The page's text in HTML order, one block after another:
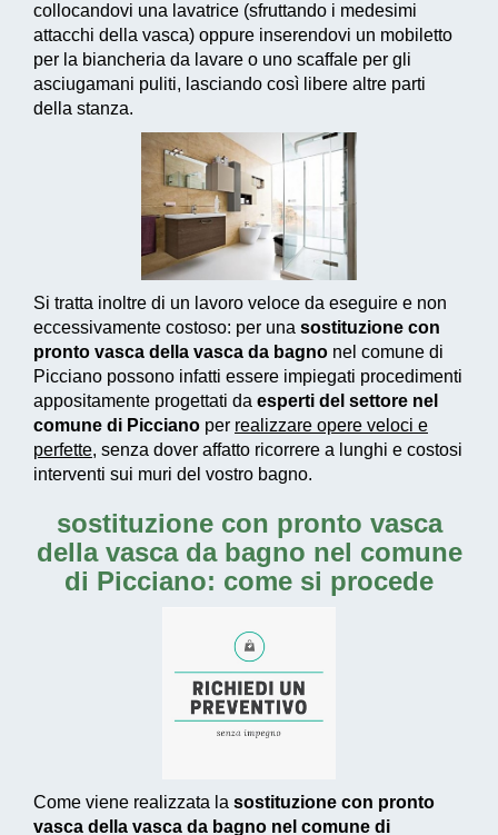
collocandovi una lavatrice (sfruttando i medesimi
attacchi della vasca) oppure inserendovi un mobiletto
per la biancheria da lavare o uno scaffale per gli
asciugamani puliti, lasciando così libere altre parti
della stanza.
Si tratta inoltre di un lavoro veloce da eseguire e non
eccessivamente costoso: per una sostituzione con
pronto vasca della vasca da bagno nel comune di
Picciano possono infatti essere impiegati procedimenti
appositamente progettati da esperti del settore nel
comune di Picciano per realizzare opere veloci e
perfette, senza dover affatto ricorrere a lunghi e costosi
interventi sui muri del vostro bagno.
sostituzione con pronto vasca
della vasca da bagno nel comune
di Picciano: come si procede
Come viene realizzata la sostituzione con pronto
vasca della vasca da bagno nel comune di